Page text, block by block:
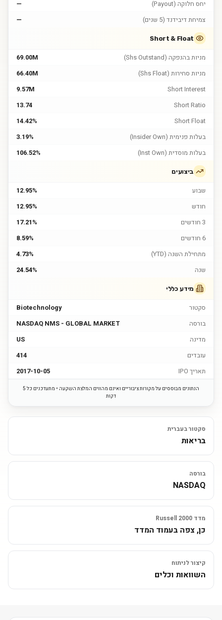
יחס חלוקה (Payout)
—
צמיחת דיבידנד (5 שנים)
—
Short & Float
מניות בהנפקה (Shs Outstand)
69.00M
מניות סחירות (Shs Float)
66.40M
Short Interest
9.57M
Short Ratio
13.74
Short Float
14.42%
בעלות פנימית (Insider Own)
3.19%
בעלות מוסדית (Inst Own)
106.52%
ביצועים
שבוע
12.95%
חודש
12.95%
3 חודשים
17.21%
6 חודשים
8.59%
מתחילת השנה (YTD)
4.73%
שנה
24.54%
מידע כללי
סקטור
Biotechnology
בורסה
NASDAQ NMS - GLOBAL MARKET
מדינה
US
עובדים
414
תאריך IPO
2017-10-05
הנתונים מבוססים על מקורות ציבוריים ואינם מהווים המלצת השקעה • מתעדכנים כל 5
דקות
סקטור בעברית
בריאות
בורסה
NASDAQ
מדד Russell 2000
כן, צפה בעמוד המדד
קיצור לניתוח
השוואות וכלים